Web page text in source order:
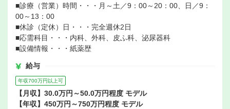
■診療（営業）時間・・・月～土／9：00～20：00、日／9：
00～13：00
■休診（定休）日・・・完全週休2日
■応需科目・・・内科、外科、皮ふ科、泌尿器科
■設備情報・・・紙薬歴
給与
年収700万円以上可
【月収】30.0万円～50.0万円程度 モデル
【年収】450万円～750万円程度 モデル